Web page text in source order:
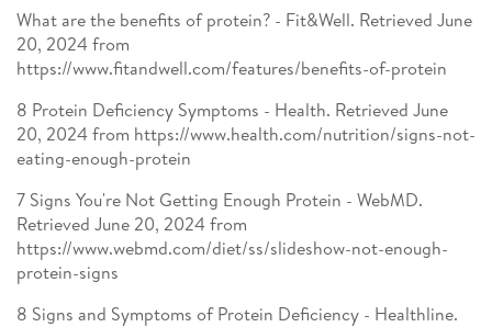
What are the benefits of protein? - Fit&Well. Retrieved June
20, 2024 from
https://www.fitandwell.com/features/benefits-of-protein
8 Protein Deficiency Symptoms - Health. Retrieved June
20, 2024 from https://www.health.com/nutrition/signs-not-
eating-enough-protein
7 Signs You're Not Getting Enough Protein - WebMD.
Retrieved June 20, 2024 from
https://www.webmd.com/diet/ss/slideshow-not-enough-
protein-signs
8 Signs and Symptoms of Protein Deficiency - Healthline.